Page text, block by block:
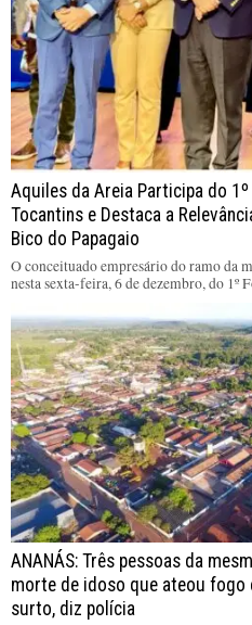
Aquiles da Areia Participa do
Tocantins e Destaca a
Bico do Papagaio
O conceituado empresário do ramo da
nesta sexta-feira, 6 de dezembro, do 1º
ANANÁS: Três pessoas da
morte de idoso que ateou fogo
surto, diz polícia